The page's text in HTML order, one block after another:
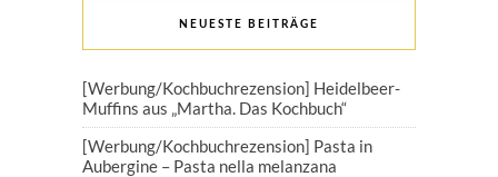
NEUESTE BEITRÄGE
[Werbung/Kochbuchrezension] Heidelbeer-
Muffins aus „Martha. Das Kochbuch“
[Werbung/Kochbuchrezension] Pasta in
Aubergine – Pasta nella melanzana